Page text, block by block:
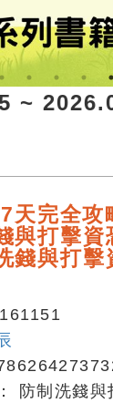
天完全攻
與打擊資
錢與打
防制洗錢與